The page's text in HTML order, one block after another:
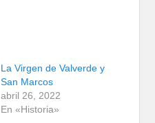
La Virgen de Valverde y
San Marcos
abril 26, 2022
En «Historia»